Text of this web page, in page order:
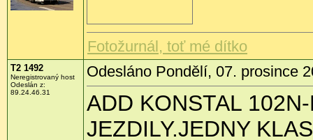
Fotožurnál, toť mé dítko
T2 1492
Neregistrovaný host
Odeslán z:
89.24.46.31
Odesláno Pondělí, 07. prosince
ADD KONSTAL
JEZDILY.JEDNY